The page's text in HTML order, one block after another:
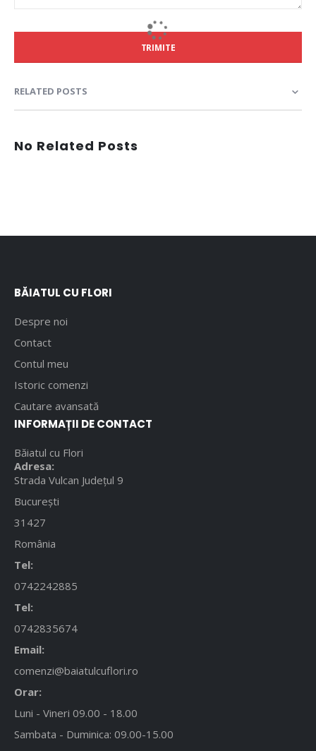
TRIMITE
RELATED POSTS
No Related Posts
BĂIATUL CU FLORI
Despre noi
Contact
Contul meu
Istoric comenzi
Cautare avansată
INFORMAȚII DE CONTACT
Băiatul cu Flori
Adresa:
Strada Vulcan Județul 9
București
31427
România
Tel:
0742242885
Tel:
0742835674
Email:
comenzi@baiatulcuflori.ro
Orar:
Luni - Vineri 09.00 - 18.00
Sambata - Duminica: 09.00-15.00